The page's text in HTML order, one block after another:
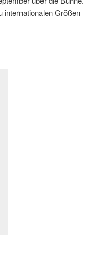
internationalen Größen